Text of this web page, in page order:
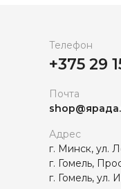
Телефон
+375 29
Почта
Адрес
г. Минск, ул.
г. Гомель,
г. Гомель, ул.